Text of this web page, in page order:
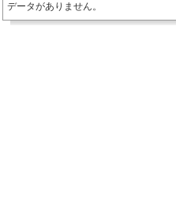
データがありません。